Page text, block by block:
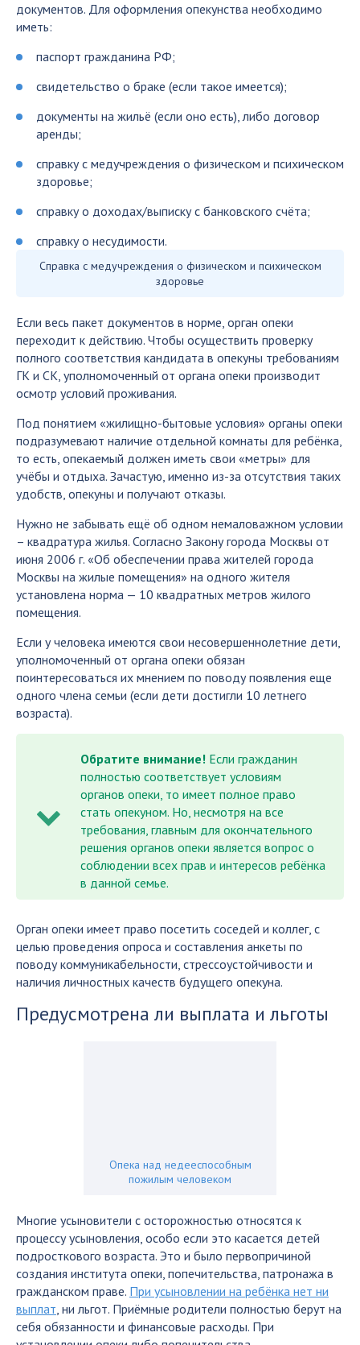
документов. Для оформления опекунства необходимо
иметь:
паспорт гражданина РФ;
свидетельство о браке (если такое имеется);
документы на жильё (если оно есть), либо договор
аренды;
справку с медучреждения о физическом и психическом
здоровье;
справку о доходах/выписку с банковского счёта;
справку о несудимости.
Справка с медучреждения о физическом и психическом
здоровье
Если весь пакет документов в норме, орган опеки
переходит к действию. Чтобы осуществить проверку
полного соответствия кандидата в опекуны требованиям
ГК и СК, уполномоченный от органа опеки производит
осмотр условий проживания.
Под понятием «жилищно-бытовые условия» органы опеки
подразумевают наличие отдельной комнаты для ребёнка,
то есть, опекаемый должен иметь свои «метры» для
учёбы и отдыха. Зачастую, именно из-за отсутствия таких
удобств, опекуны и получают отказы.
Нужно не забывать ещё об одном немаловажном условии
– квадратура жилья. Согласно Закону города Москвы от
июня 2006 г. «Об обеспечении права жителей города
Москвы на жилые помещения» на одного жителя
установлена норма — 10 квадратных метров жилого
помещения.
Если у человека имеются свои несовершеннолетние дети,
уполномоченный от органа опеки обязан
поинтересоваться их мнением по поводу появления еще
одного члена семьи (если дети достигли 10 летнего
возраста).
Обратите внимание! Если гражданин
полностью соответствует условиям
органов опеки, то имеет полное право
стать опекуном. Но, несмотря на все
требования, главным для окончательного
решения органов опеки является вопрос о
соблюдении всех прав и интересов ребёнка
в данной семье.
Орган опеки имеет право посетить соседей и коллег, с
целью проведения опроса и составления анкеты по
поводу коммуникабельности, стрессоустойчивости и
наличия личностных качеств будущего опекуна.
Предусмотрена ли выплата и льготы
Опека над недееспособным
пожилым человеком
Многие усыновители с осторожностью относятся к
процессу усыновления, особо если это касается детей
подросткового возраста. Это и было первопричиной
создания института опеки, попечительства, патронажа в
гражданском праве. При усыновлении на ребёнка нет ни
выплат, ни льгот. Приёмные родители полностью берут на
себя обязанности и финансовые расходы. При